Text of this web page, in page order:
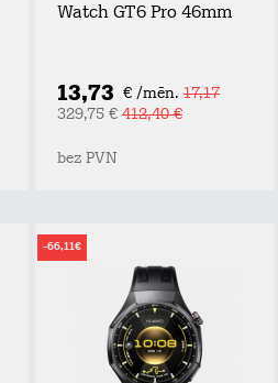
Watch GT6 Pro 46mm
13,73 € /mēn. 17,17
329,75 € 412,40 €
bez PVN
-66,11€